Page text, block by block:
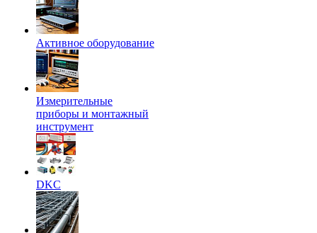
Активное оборудование
Измерительные
приборы и монтажный
инструмент
DKC